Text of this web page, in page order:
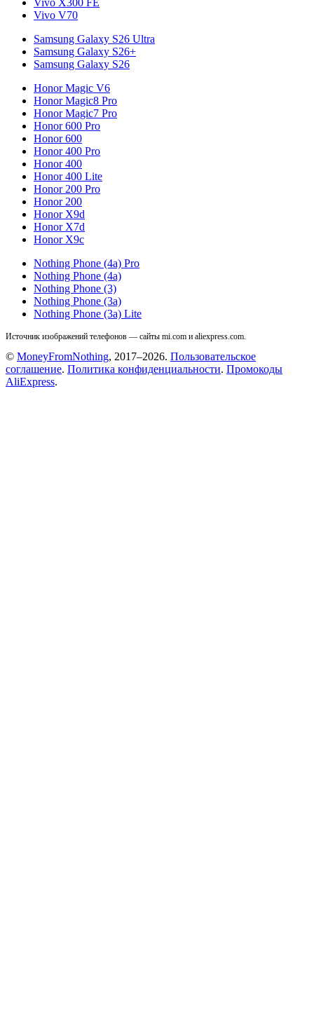
Vivo V70
Samsung Galaxy S26 Ultra
Samsung Galaxy S26+
Samsung Galaxy S26
Honor Magic V6
Honor Magic8 Pro
Honor Magic7 Pro
Honor 600 Pro
Honor 600
Honor 400 Pro
Honor 400
Honor 400 Lite
Honor 200 Pro
Honor 200
Honor X9d
Honor X7d
Honor X9c
Nothing Phone (4a) Pro
Nothing Phone (4a)
Nothing Phone (3)
Nothing Phone (3a)
Nothing Phone (3a) Lite
Источник изображений телефонов — сайты mi.com и aliexpress.com.
© MoneyFromNothing, 2017–2026. Пользовательское
соглашение. Политика конфиденциальности. Промокоды
AliExpress.